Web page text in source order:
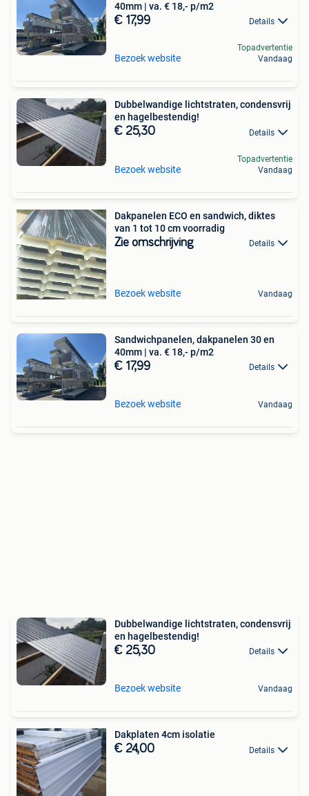
40mm | va. € 18,- p/m2
€ 17,99 Details
Bezoek website
Topadvertentie
Vandaag
Dubbelwandige lichtstraten, condensvrij
en hagelbestendig!
€ 25,30 Details
Bezoek website
Topadvertentie
Vandaag
Dakpanelen ECO en sandwich, diktes
van 1 tot 10 cm voorradig
Zie omschrijving Details
Bezoek website Vandaag
Sandwichpanelen, dakpanelen 30 en
40mm | va. € 18,- p/m2
€ 17,99 Details
Bezoek website Vandaag
Dubbelwandige lichtstraten, condensvrij
en hagelbestendig!
€ 25,30 Details
Bezoek website Vandaag
Dakplaten 4cm isolatie
€ 24,00 Details